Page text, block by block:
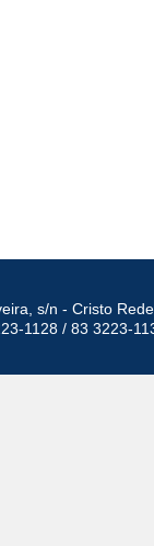
s/n - Cristo
1128 / 83 3223-